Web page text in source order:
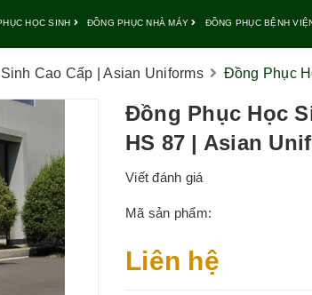
HỌC SINH ĐỒNG PHỤC NHÀ MÁY ĐỒNG PHỤC BỆNH
Cao Cấp | Asian Uniforms Đồng Phục
Đồng Phục Học
HS 87 | Asian
Viết đánh giá
Mã sản phẩm:
Liên hệ